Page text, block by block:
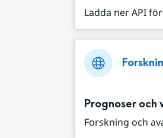
Ladda ner API
Prognoser och
Forskning och